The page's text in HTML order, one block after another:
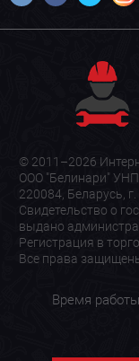
© 2011–2026
ООО "Белинари"
220084, Беларусь,
Свидетельство о
выдано
Регистрация в
Все права
Время